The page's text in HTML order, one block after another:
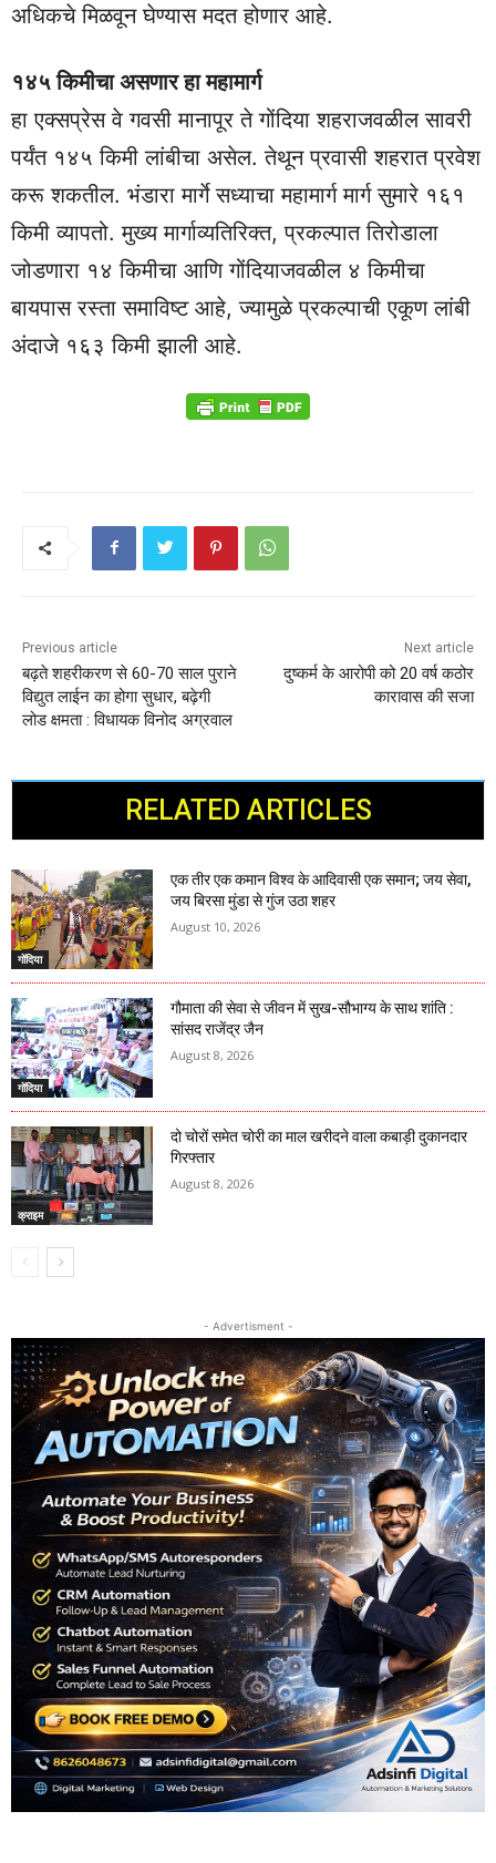
अधिकचे मिळवून घेण्यास मदत होणार आहे.
१४५ किमीचा असणार हा महामार्ग
हा एक्सप्रेस वे गवसी मानापूर ते गोंदिया शहराजवळील सावरी
पर्यंत १४५ किमी लांबीचा असेल. तेथून प्रवासी शहरात प्रवेश
करू शकतील. भंडारा मार्गे सध्याचा महामार्ग मार्ग सुमारे १६१
किमी व्यापतो. मुख्य मार्गाव्यतिरिक्त, प्रकल्पात तिरोडाला
जोडणारा १४ किमीचा आणि गोंदियाजवळील ४ किमीचा
बायपास रस्ता समाविष्ट आहे, ज्यामुळे प्रकल्पाची एकूण लांबी
अंदाजे १६३ किमी झाली आहे.
Previous article
बढ़ते शहरीकरण से 60-70 साल पुराने
विद्युत लाईन का होगा सुधार, बढ़ेगी
लोड क्षमता : विधायक विनोद अग्रवाल
Next article
दुष्कर्म के आरोपी को 20 वर्ष कठोर
कारावास की सजा
RELATED ARTICLES
गोंदिया
एक तीर एक कमान विश्व के आदिवासी एक समान; जय सेवा,
जय बिरसा मुंडा से गुंज उठा शहर
August 10, 2026
गोंदिया
गौमाता की सेवा से जीवन में सुख-सौभाग्य के साथ शांति :
सांसद राजेंद्र जैन
August 8, 2026
क्राइम
दो चोरों समेत चोरी का माल खरीदने वाला कबाड़ी दुकानदार
गिरफ्तार
August 8, 2026
- Advertisment -